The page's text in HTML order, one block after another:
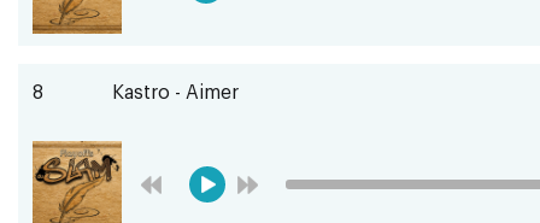
8 Kastro - Aimer